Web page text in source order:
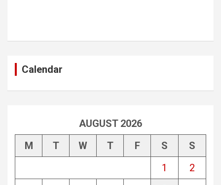
Calendar
AUGUST 2026
M
T W T F S
S
1
2